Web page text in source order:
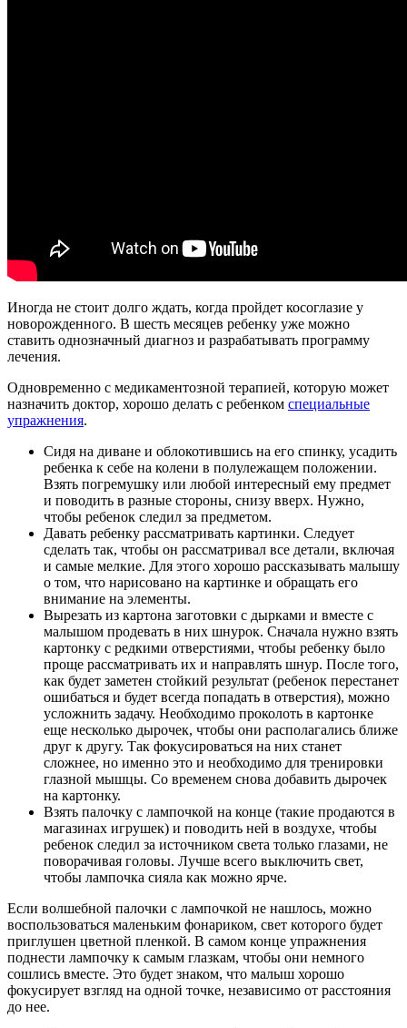
Иногда не стоит долго ждать, когда пройдет косоглазие у
новорожденного. В шесть месяцев ребенку уже можно
ставить однозначный диагноз и разрабатывать программу
лечения.
Одновременно с медикаментозной терапией, которую может
назначить доктор, хорошо делать с ребенком специальные
упражнения.
Сидя на диване и облокотившись на его спинку, усадить
ребенка к себе на колени в полулежащем положении.
Взять погремушку или любой интересный ему предмет
и поводить в разные стороны, снизу вверх. Нужно,
чтобы ребенок следил за предметом.
Давать ребенку рассматривать картинки. Следует
сделать так, чтобы он рассматривал все детали, включая
и самые мелкие. Для этого хорошо рассказывать малышу
о том, что нарисовано на картинке и обращать его
внимание на элементы.
Вырезать из картона заготовки с дырками и вместе с
малышом продевать в них шнурок. Сначала нужно взять
картонку с редкими отверстиями, чтобы ребенку было
проще рассматривать их и направлять шнур. После того,
как будет заметен стойкий результат (ребенок перестанет
ошибаться и будет всегда попадать в отверстия), можно
усложнить задачу. Необходимо проколоть в картонке
еще несколько дырочек, чтобы они располагались ближе
друг к другу. Так фокусироваться на них станет
сложнее, но именно это и необходимо для тренировки
глазной мышцы. Со временем снова добавить дырочек
на картонку.
Взять палочку с лампочкой на конце (такие продаются в
магазинах игрушек) и поводить ней в воздухе, чтобы
ребенок следил за источником света только глазами, не
поворачивая головы. Лучше всего выключить свет,
чтобы лампочка сияла как можно ярче.
Если волшебной палочки с лампочкой не нашлось, можно
воспользоваться маленьким фонариком, свет которого будет
приглушен цветной пленкой. В самом конце упражнения
поднести лампочку к самым глазкам, чтобы они немного
сошлись вместе. Это будет знаком, что малыш хорошо
фокусирует взгляд на одной точке, независимо от расстояния
до нее.